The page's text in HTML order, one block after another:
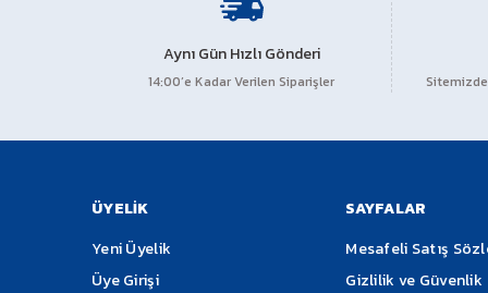
Aynı Gün Hızlı Gönderi
14:00’e Kadar Verilen Siparişler
ÜYELİK
Yeni Üyelik
Üye Girişi
SAYFALAR
Mesafeli Satış
Gizlilik ve Güvenlik